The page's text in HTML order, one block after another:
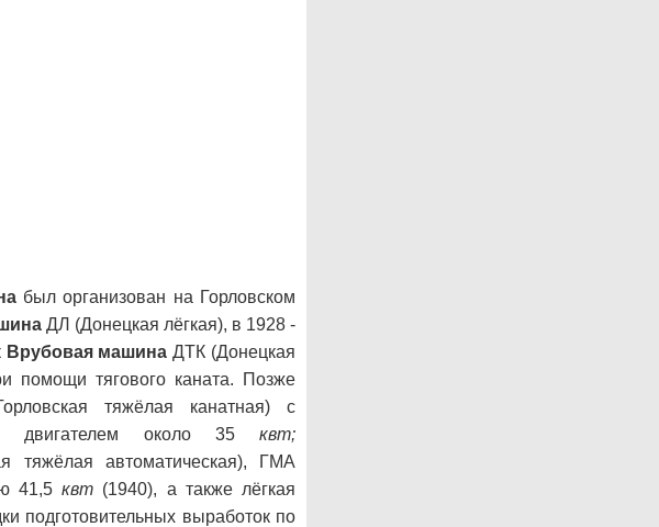
был организован на Горловском
ДЛ (Донецкая лёгкая), в 1928 -
Врубовая машина ДТК (Донецкая
помощи тягового каната. Позже
тяжёлая канатная) с
около 35квт;
тяжёлая автоматическая), ГМА
41,5квт (1940), а также лёгкая
подготовительных выработок по